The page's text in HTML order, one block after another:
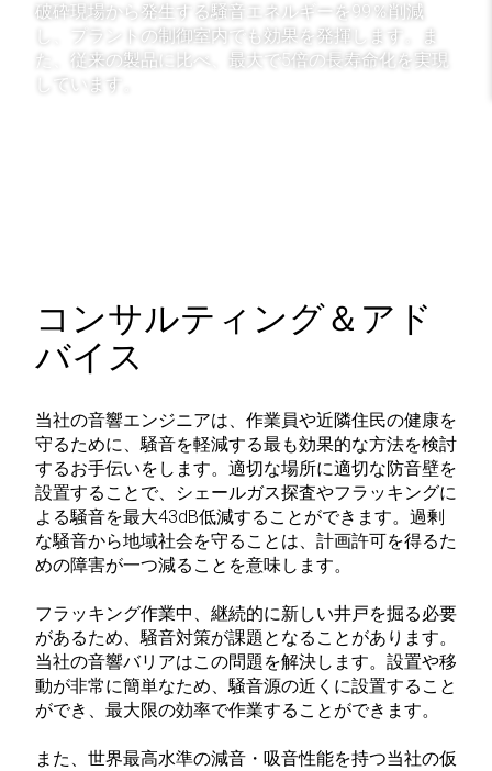
破砕現場から発生する騒音エネルギーを99％削減
し、プラントの制御室内でも効果を発揮します。ま
た、従来の製品に比べ、最大で5倍の長寿命化を実現
しています。
コンサルティング＆アド
バイス
当社の音響エンジニアは、作業員や近隣住民の健康を
守るために、騒音を軽減する最も効果的な方法を検討
するお手伝いをします。適切な場所に適切な防音壁を
設置することで、シェールガス探査やフラッキングに
よる騒音を最大43dB低減することができます。過剰
な騒音から地域社会を守ることは、計画許可を得るた
めの障害が一つ減ることを意味します。
フラッキング作業中、継続的に新しい井戸を掘る必要
があるため、騒音対策が課題となることがあります。
当社の音響バリアはこの問題を解決します。設置や移
動が非常に簡単なため、騒音源の近くに設置すること
ができ、最大限の効率で作業することができます。
また、世界最高水準の減音・吸音性能を持つ当社の仮